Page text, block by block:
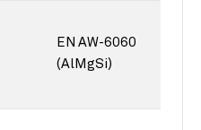
EN AW-6060
(AlMgSi)